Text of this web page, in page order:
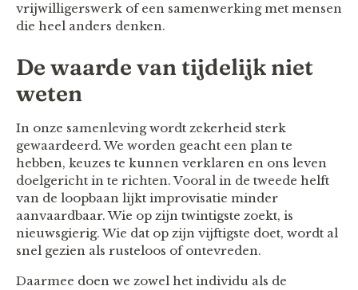
vrijwilligerswerk of een samenwerking met mensen
die heel anders denken.
De waarde van tijdelijk niet
weten
In onze samenleving wordt zekerheid sterk
gewaardeerd. We worden geacht een plan te
hebben, keuzes te kunnen verklaren en ons leven
doelgericht in te richten. Vooral in de tweede helft
van de loopbaan lijkt improvisatie minder
aanvaardbaar. Wie op zijn twintigste zoekt, is
nieuwsgierig. Wie dat op zijn vijftigste doet, wordt al
snel gezien als rusteloos of ontevreden.
Daarmee doen we zowel het individu als de